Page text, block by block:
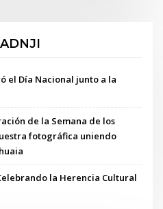
el Día Nacional junto a la
de la Semana de los
fotográfica uniendo
la Herencia Cultural